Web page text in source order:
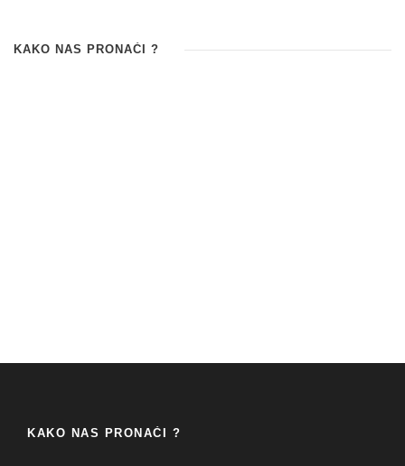
KAKO NAS PRONAĆI ?
KAKO NAS PRONAĆI ?